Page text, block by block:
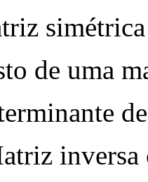
simétrica
de uma